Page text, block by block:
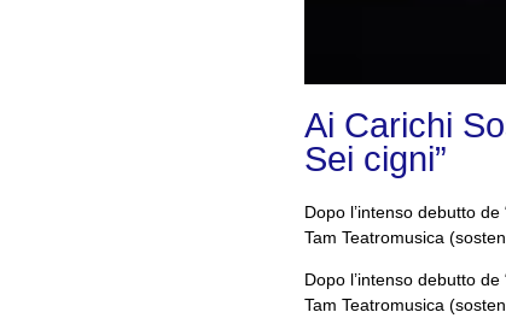
Ai Carichi
Sei cigni”
Dopo l’intenso debutto
Tam Teatromusica
Dopo l’intenso debutto
Tam Teatromusica